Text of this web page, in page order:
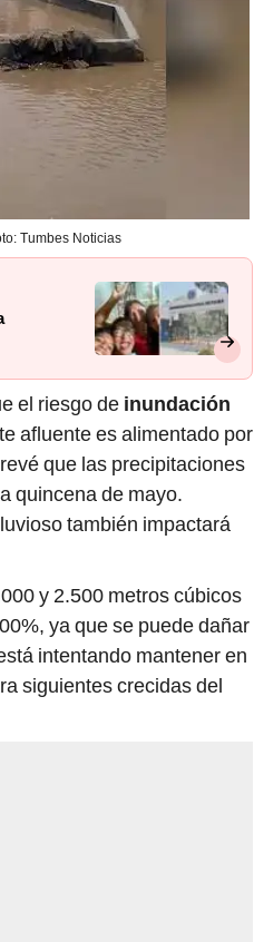
Tumbes Noticias
el riesgo de inundación
afluente es alimentado por
que las precipitaciones
quincena de mayo.
también impactará
y 2.500 metros cúbicos
ya que se puede dañar
intentando mantener en
siguientes crecidas del